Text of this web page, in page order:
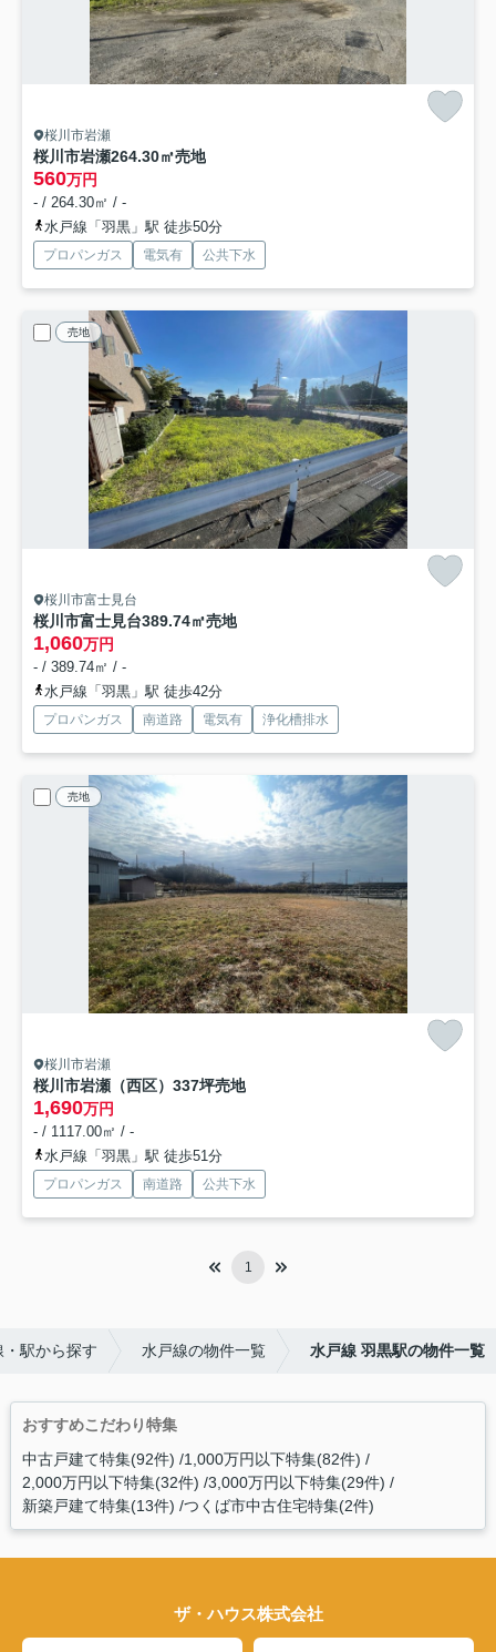
桜川市岩瀬
桜川市岩瀬264.30㎡売地
560万円
- / 264.30㎡ / -
水戸線「羽黒」駅 徒歩50分
プロパンガス 電気有 公共下水
売地
桜川市富士見台
桜川市富士見台389.74㎡売地
1,060万円
- / 389.74㎡ / -
水戸線「羽黒」駅 徒歩42分
プロパンガス 南道路 電気有 浄化槽排水
売地
桜川市岩瀬
桜川市岩瀬（西区）337坪売地
1,690万円
- / 1117.00㎡ / -
水戸線「羽黒」駅 徒歩51分
プロパンガス 南道路 公共下水
1
・駅から探す 水戸線の物件一覧 水戸線 羽黒駅の物件一覧
おすすめこだわり特集
中古戸建て特集(92件) 1,000万円以下特集(82件)
2,000万円以下特集(32件) 3,000万円以下特集(29件)
新築戸建て特集(13件) つくば市中古住宅特集(2件)
ザ・ハウス株式会社